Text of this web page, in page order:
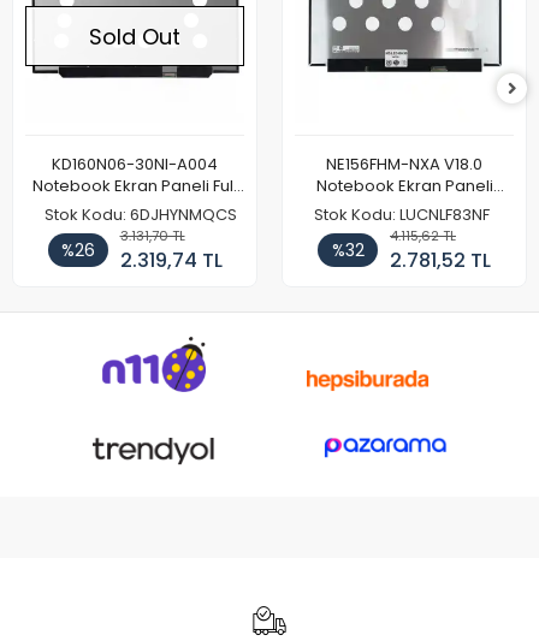
Sold Out
KD160N06-30NI-A004
Notebook Ekran Paneli Full
HD
Stok Kodu: 6DJHYNMQCS
%26
3.131,70 TL
2.319,74 TL
NE156FHM-NXA V18.0
Notebook Ekran Paneli
144Hz
Stok Kodu: LUCNLF83NF
%32
4.115,62 TL
2.781,52 TL